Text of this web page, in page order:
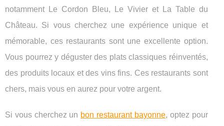
notamment Le Cordon Bleu, Le Vivier et La Table du
Château. Si vous cherchez une expérience unique et
mémorable, ces restaurants sont une excellente option.
Vous pourrez y déguster des plats classiques réinventés,
des produits locaux et des vins fins. Ces restaurants sont
chers, mais vous en aurez pour votre argent.
Si vous cherchez un bon restaurant bayonne, optez pour